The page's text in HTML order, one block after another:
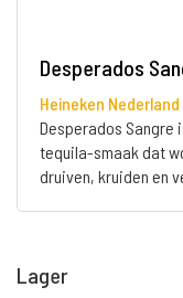
Desperados
Heineken Nederland
Desperados Sangre
tequila-smaak dat
druiven, kruiden en
Lager